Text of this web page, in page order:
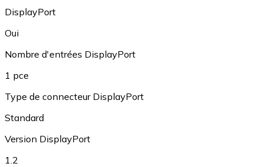
DisplayPort
Oui
Nombre d'entrées DisplayPort
1 pce
Type de connecteur DisplayPort
Standard
Version DisplayPort
1.2